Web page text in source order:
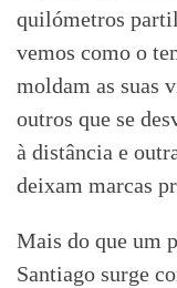
quilómetros
vemos como o
moldam as suas
outros que se
à distância e
deixam marcas
Mais do que um
Santiago surge